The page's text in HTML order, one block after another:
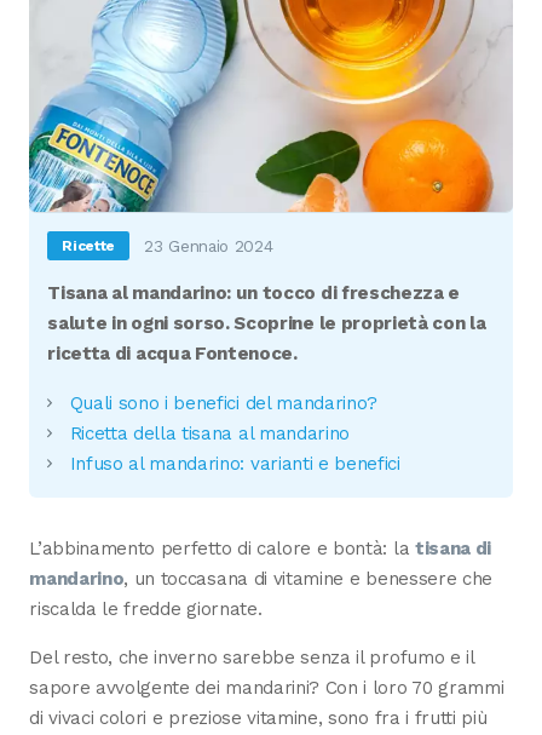
Ricette 23 Gennaio 2024
Tisana al mandarino: un tocco di freschezza e
salute in ogni sorso. Scoprine le proprietà con la
ricetta di acqua Fontenoce.
Quali sono i benefici del mandarino?
Ricetta della tisana al mandarino
Infuso al mandarino: varianti e benefici
L’abbinamento perfetto di calore e bontà: la tisana di
mandarino, un toccasana di vitamine e benessere che
riscalda le fredde giornate.
Del resto, che inverno sarebbe senza il profumo e il
sapore avvolgente dei mandarini? Con i loro 70 grammi
di vivaci colori e preziose vitamine, sono fra i frutti più